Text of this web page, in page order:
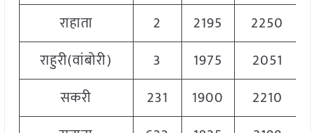
राहाता
2 2195 2250
राहुरी(वांबोरी)
3 1975 2051
सकरी
231 1900 2210